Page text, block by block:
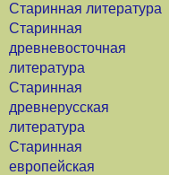
Старинная литература
Старинная
древневосточная
литература
Старинная
древнерусская
литература
Старинная
европейская